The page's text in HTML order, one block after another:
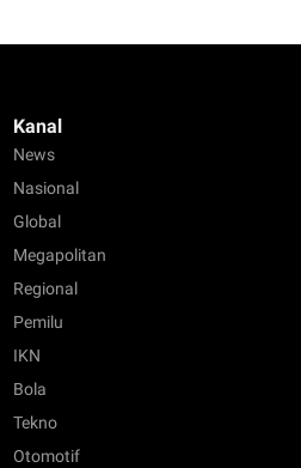
Kanal
News
Nasional
Global
Megapolitan
Regional
Pemilu
IKN
Bola
Tekno
Otomotif